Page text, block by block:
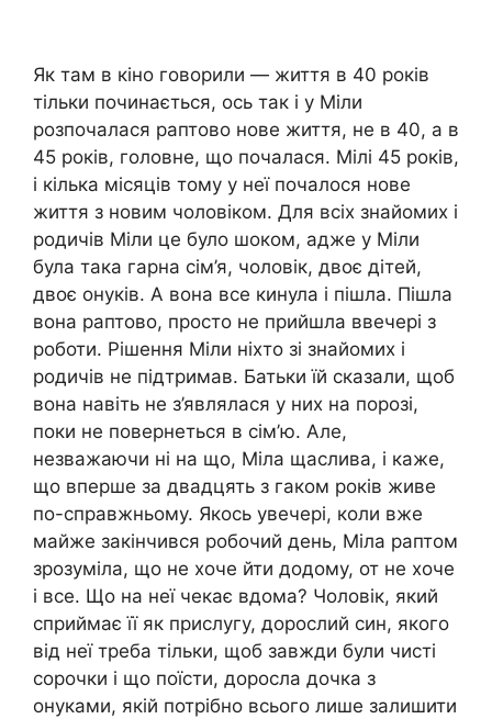
Як там в кіно говорили — життя в 40 років
тільки починається, ось так і у Міли
розпочалася раптово нове життя, не в 40, а в
45 років, головне, що почалася. Мілі 45 років,
і кілька місяців тому у неї почалося нове
життя з новим чоловіком. Для всіх знайомих і
родичів Міли це було шоком, адже у Міли
була така гарна сім’я, чоловік, двоє дітей,
двоє онуків. А вона все кинула і пішла. Пішла
вона раптово, просто не прийшла ввечері з
роботи. Рішення Міли ніхто зі знайомих і
родичів не підтримав. Батьки їй сказали, щоб
вона навіть не з’являлася у них на порозі,
поки не повернеться в сім’ю. Але,
незважаючи ні на що, Міла щаслива, і каже,
що вперше за двадцять з гаком років живе
по-справжньому. Якось увечері, коли вже
майже закінчився робочий день, Міла раптом
зрозуміла, що не хоче йти додому, от не хоче
і все. Що на неї чекає вдома? Чоловік, який
сприймає її як прислугу, дорослий син, якого
від неї треба тільки, щоб завжди були чисті
сорочки і що поїсти, доросла дочка з
онуками, якій потрібно всього лише залишити